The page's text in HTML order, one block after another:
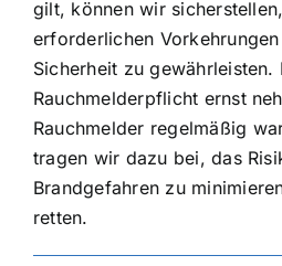
gilt, können wir
erforderlichen
Sicherheit zu
Rauchmelderpflicht ernst
Rauchmelder regelmäßig
tragen wir dazu bei, das
Brandgefahren zu
retten.